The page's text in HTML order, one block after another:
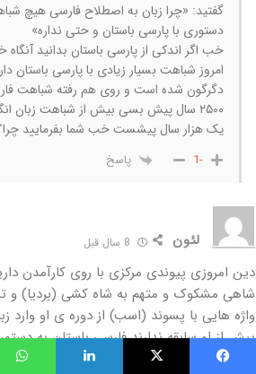
گفتید: «چرا زبان به اصطلاح فارسی هیچ
دستوری با پارسی باستان و حتی نداره»
خب اگر اندکی از پارسی باستان بدانید
امروز شباهت بسیار زیادی با پارسی باستان
دگرگون شده است و روی هم رفته شباهت
۲۵۰۰ سال پیش بسی بیش از شباهت زبان
یک هزار سال پیشست خب شما بفرمایید
-1 پاسخ
لئون
دین امروزی پیوندی مرکزی با روی کارآمدن
شاهی مشکوک و متهم به شاه کشی (بردیا) و
واژه هایی با پسوند (اسب) از دوره ی او وارد
پبش از او سابقه ندارند فارسی باستان به
شده و پدرش که گشتاسب یا ویشتاسب